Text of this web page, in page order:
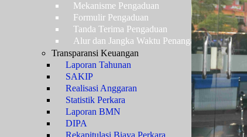
Mekanisme Pengaduan
Formulir Pengaduan
Tanda Terima Pengaduan
Alur dan Jangka Waktu Penanganan Pengaduan
Transparansi Keuangan
Laporan Tahunan
SAKIP
Realisasi Anggaran
Statistik Perkara
Laporan BMN
DIPA
Rekapitulasi Biaya Perkara